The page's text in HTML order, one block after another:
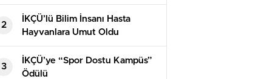
2
İKÇÜ’lü Bilim İnsanı Hasta
Hayvanlara Umut Oldu
3
İKÇÜ’ye “Spor Dostu Kampüs”
Ödülü